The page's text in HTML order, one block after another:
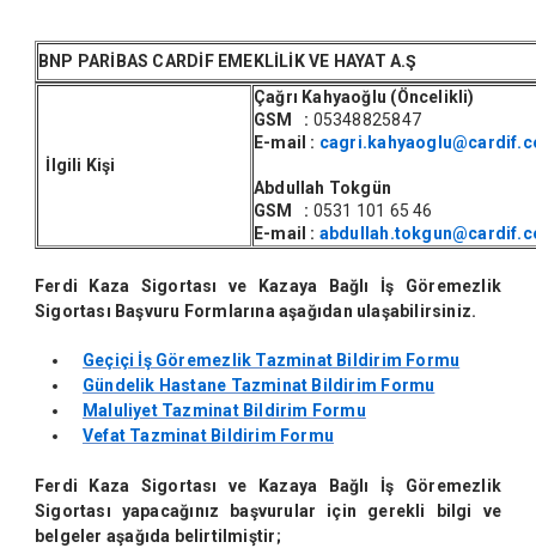
BNP PARİBAS CARDİF EMEKLİLİK VE HAYAT A.Ş
İlgili Kişi
Çağrı Kahyaoğlu (Öncelikli)
GSM : 05348825847
E-mail :
Abdullah Tokgün
GSM : 0531 101 65 46
E-mail :
Ferdi Kaza Sigortası ve Kazaya Bağlı İş Göremezlik
Sigortası Başvuru Formlarına aşağıdan ulaşabilirsiniz.
Geçiçi İş Göremezlik Tazminat Bildirim Formu
Gündelik Hastane Tazminat Bildirim Formu
Maluliyet Tazminat Bildirim Formu
Vefat Tazminat Bildirim Formu
Ferdi Kaza Sigortası ve Kazaya Bağ ı İş Göremezlik
Sigortası yapacağınız başvurular için gerekli bilgi ve
belgeler aşağıda belirtilmiştir;